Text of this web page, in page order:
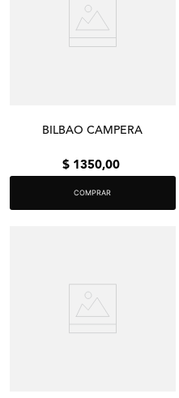
BILBAO CAMPERA
$ 1350,00
COMPRAR